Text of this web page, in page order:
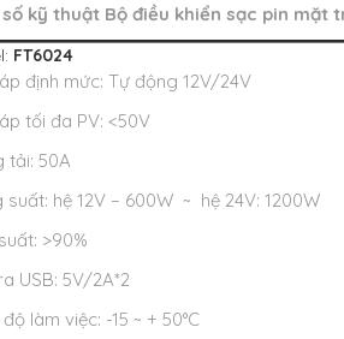
kỹ thuật Bộ điều khiển sạc pin mặt
FT6024
định mức: Tự động 12V/24V
tối đa PV: <50V
tải: 50A
suất: hệ 12V – 600W ~ hệ 24V: 1200W
>90%
USB: 5V/2A*2
làm việc: -15 ~ + 50°C